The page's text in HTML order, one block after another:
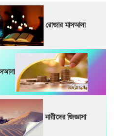
রোজার মাসআলা
নারীদের জিজ্ঞাসা